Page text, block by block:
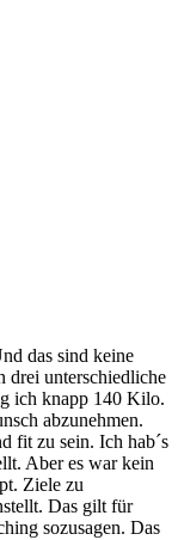
das sind keine
drei unterschiedliche
ich knapp 140 Kilo.
abzunehmen.
fit zu sein. Ich hab´s
Aber es war kein
Ziele zu
Das gilt für
sozusagen. Das